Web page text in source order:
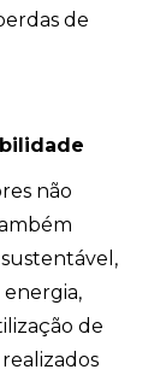
de
não
de